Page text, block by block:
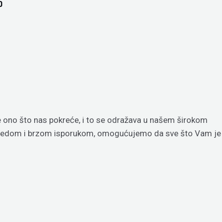
što nas pokreće, i to se odražava u našem širokom
i brzom isporukom, omogućujemo da sve što Vam je